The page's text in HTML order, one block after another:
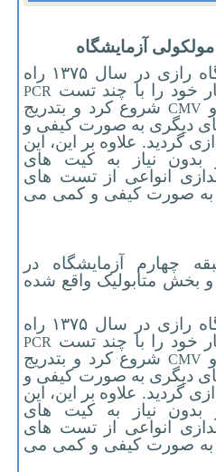
آزمایشگاه
بخش مولکولی آزمایشگاه رازی در سال ۱۳۷۵ راه
خود را با چند تست
PCR
CMVشروع کرد و بتدریج
دیگری به صورت کیفی و
گردید. علاوه بر این، این
نیاز به کیت های
انواعی از تست های
به صورت کیفی و کمی می
چهارم آزمایشگاه در
بخش متابولیک واقع شده
بخش مولکولی آزمایشگاه رازی در سال ۱۳۷۵ راه
خود را با چند تست
PCR
CMVشروع کرد و بتدریج
دیگری به صورت کیفی و
گردید. علاوه بر این، این
نیاز به کیت های
انواعی از تست های
به صورت کیفی و کمی می